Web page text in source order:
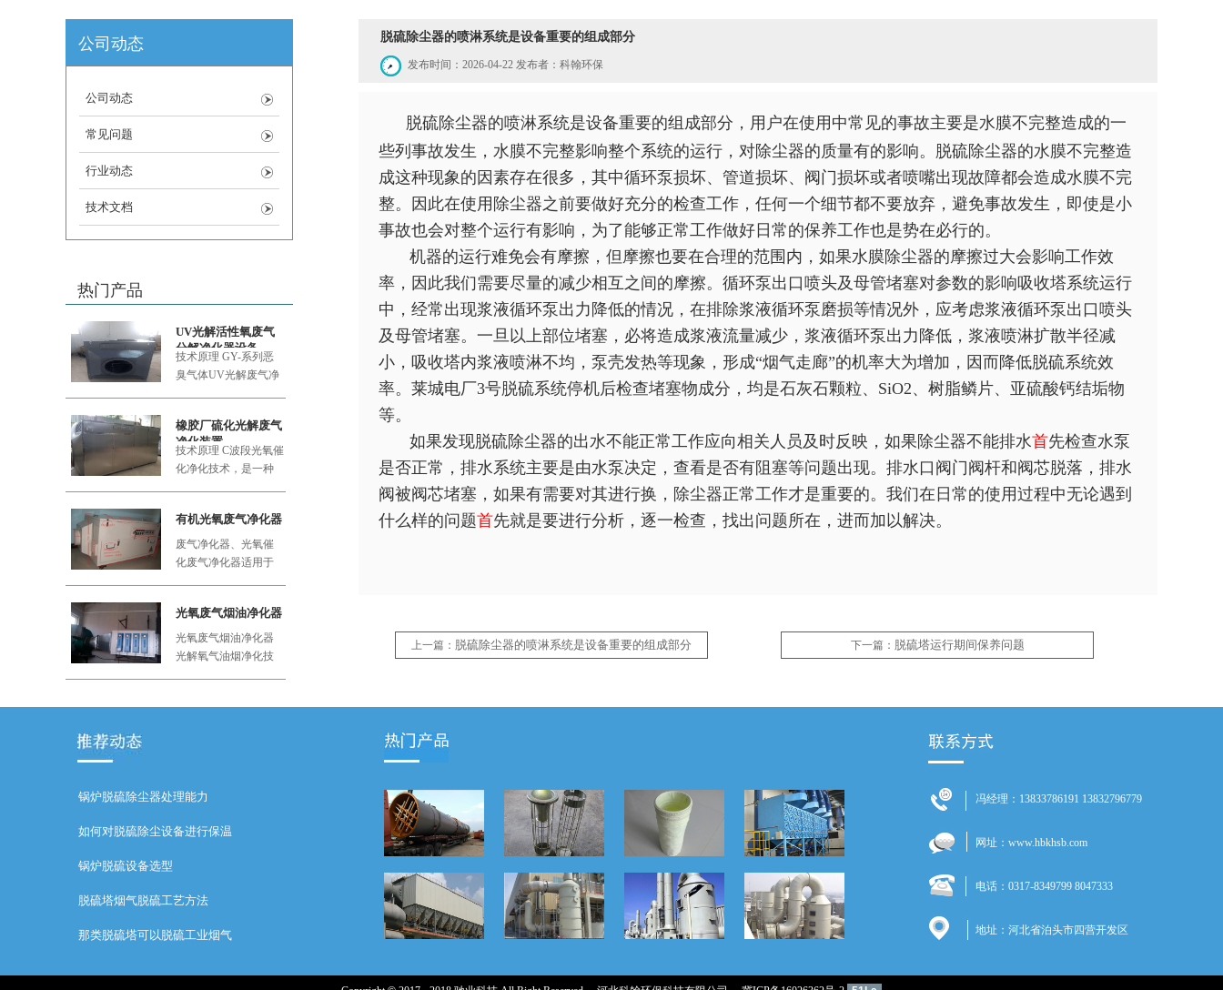
公司动态
公司动态
常见问题
行业动态
技术文档
热门产品
UV光解活性氧废气
分解净化器设备
技术原理 GY-系列恶
臭气体UV光解废气净
橡胶厂硫化光解废气
净化装置
技术原理 C波段光氧催
化净化技术，是一种
有机光氧废气净化器
废气净化器、光氧催
化废气净化器适用于
光氧废气烟油净化器
光氧废气烟油净化器
光解氧气油烟净化技
脱硫除尘器的喷淋系统是设备重要的组成部分
发布时间：2026-04-22 发布者：科翰环保
脱硫除尘器的喷淋系统是设备重要的组成部分，用户在使用中常见的事故主要是水膜不完整造成的一
些列事故发生，水膜不完整影响整个系统的运行，对除尘器的质量有的影响。脱硫除尘器的水膜不完整造
成这种现象的因素存在很多，其中循环泵损坏、管道损坏、阀门损坏或者喷嘴出现故障都会造成水膜不完
整。因此在使用除尘器之前要做好充分的检查工作，任何一个细节都不要放弃，避免事故发生，即使是小
事故也会对整个运行有影响，为了能够正常工作做好日常的保养工作也是势在必行的。
机器的运行难免会有摩擦，但摩擦也要在合理的范围内，如果水膜除尘器的摩擦过大会影响工作效
率，因此我们需要尽量的减少相互之间的摩擦。循环泵出口喷头及母管堵塞对参数的影响吸收塔系统运行
中，经常出现浆液循环泵出力降低的情况，在排除浆液循环泵磨损等情况外，应考虑浆液循环泵出口喷头
及母管堵塞。一旦以上部位堵塞，必将造成浆液流量减少，浆液循环泵出力降低，浆液喷淋扩散半径减
小，吸收塔内浆液喷淋不均，泵壳发热等现象，形成“烟气走廊”的机率大为增加，因而降低脱硫系统效
率。莱城电厂3号脱硫系统停机后检查堵塞物成分，均是石灰石颗粒、SiO2、树脂鳞片、亚硫酸钙结垢物
等。
如果发现脱硫除尘器的出水不能正常工作应向相关人员及时反映，如果除尘器不能排水首先检查水泵
是否正常，排水系统主要是由水泵决定，查看是否有阻塞等问题出现。排水口阀门阀杆和阀芯脱落，排水
阀被阀芯堵塞，如果有需要对其进行换，除尘器正常工作才是重要的。我们在日常的使用过程中无论遇到
什么样的问题首先就是要进行分析，逐一检查，找出问题所在，进而加以解决。
上一篇： 脱硫除尘器的喷淋系统是设备重要的组成部分 下一篇： 脱硫塔运行期间保养问题
锅炉脱硫除尘器处理能力
如何对脱硫除尘设备进行保温
锅炉脱硫设备选型
脱硫塔烟气脱硫工艺方法
那类脱硫塔可以脱硫工业烟气
冯经理：13833786191 13832796779
网址：www.hbkhsb.com
电话：0317-8349799 8047333
地址：河北省泊头市四营开发区